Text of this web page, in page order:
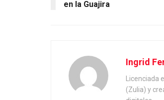
en la Guajira
Ingrid
Licenciada
(Zulia) y